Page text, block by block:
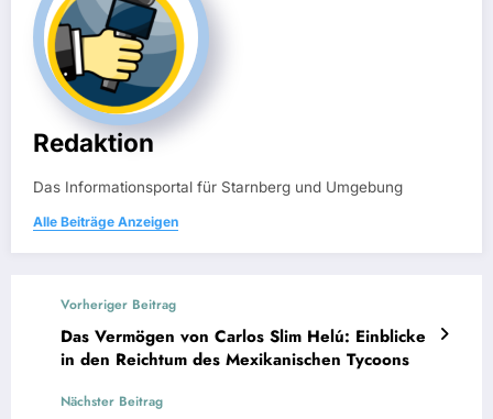
Redaktion
Das Informationsportal für Starnberg und Umgebung
Alle Beiträge Anzeigen
Vorheriger Beitrag
Das Vermögen von Carlos Slim Helú: Einblicke
in den Reichtum des Mexikanischen Tycoons
Nächster Beitrag